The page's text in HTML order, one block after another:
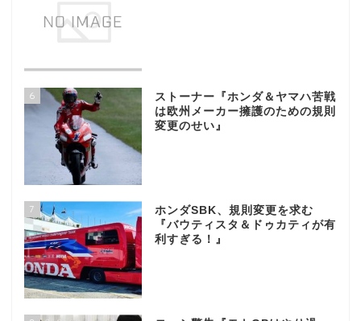
6
ストーナー『ホンダ＆ヤマハ苦戦
は欧州メーカー擁護のための規則
変更のせい』
7
ホンダSBK、規則変更を求む
『バウティスタ＆ドゥカティが有
利すぎる！』